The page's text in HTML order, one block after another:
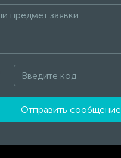
Отправить сообщение